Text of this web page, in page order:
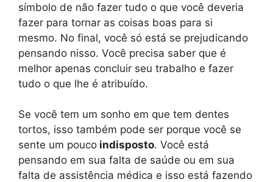
símbolo de não fazer tudo o que você deveria
fazer para tornar as coisas boas para si
mesmo. No final, você só está se prejudicando
pensando nisso. Você precisa saber que é
melhor apenas concluir seu trabalho e fazer
tudo o que lhe é atribuído.
Se você tem um sonho em que tem dentes
tortos, isso também pode ser porque você se
sente um pouco indisposto. Você está
pensando em sua falta de saúde ou em sua
falta de assistência médica e isso está fazendo